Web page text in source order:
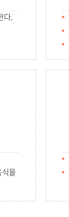
다.
을